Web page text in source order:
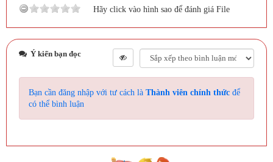
Hãy click vào hình sao để đánh giá File
Ý kiến bạn đọc
Bạn cần đăng nhập với tư cách là Thành viên chính thức để
có thể bình luận